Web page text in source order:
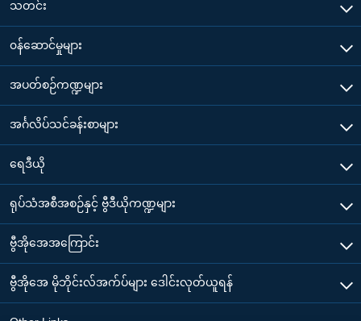
သတင်း
၀န်ဆောင်မှုများ
အပတ်စဉ်ကဏ္ဍများ
အင်္ဂလိပ်သင်ခန်းစာများ
ရေဒီယို
ရုပ်သံအစီအစဉ်နှင့် ဗွီဒီယိုကဏ္ဍများ
ဗွီအိုအေအကြောင်း
ဗွီအိုအေ မိုဘိုင်းလ်အက်ပ်များ ဒေါင်းလုတ်ယူရန်